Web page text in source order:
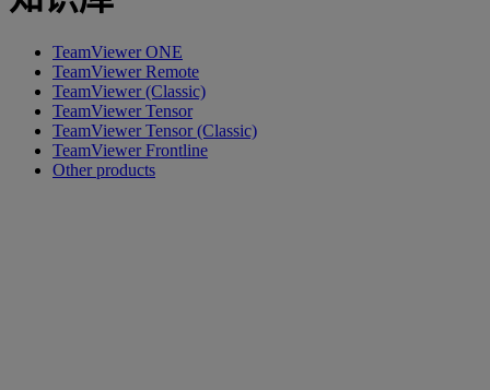
TeamViewer ONE
TeamViewer Remote
TeamViewer (Classic)
TeamViewer Tensor
TeamViewer Tensor (Classic)
TeamViewer Frontline
Other products